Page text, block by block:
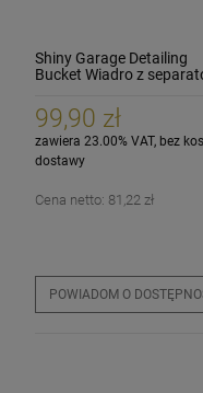
Shiny Garage Detailing
Bucket Wiadro z
99,90 zł
zawiera 23.00% VAT, bez
dostawy
Cena netto: 81,22 zł
POWIADOM O